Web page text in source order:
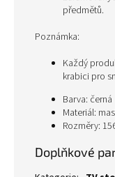
předmětů.
Poznámka:
Každý
krabici pro
Barva: černá
Materiál:
Rozměry:
Doplňkové